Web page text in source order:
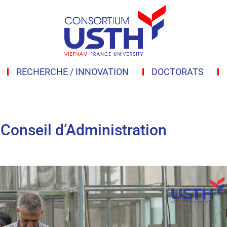
RECHERCHE / INNOVATION DOCTORATS
d’Administration